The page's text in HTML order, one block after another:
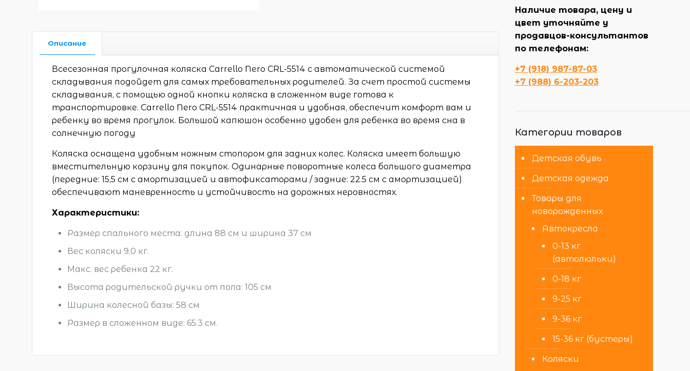
Описание
Всесезонная прогулочная коляска Carrello Nero CRL-5514 с автоматической системой
складывания подойдет для самых требовательных родителей. За счет простой системы
складывания, с помощью одной кнопки коляска в сложенном виде готова к
транспортировке. Carrello Nero CRL-5514 практичная и удобная, обеспечит комфорт вам и
ребенку во время прогулок. Большой капюшон особенно удобен для ребенка во время сна в
солнечную погоду
Коляска оснащена удобным ножным стопором для задних колес. Коляска имеет большую
вместительную корзину для покупок. Одинарные поворотные колеса большого диаметра
(передние: 15,5 см с амортизацией и автофиксаторами / задние: 22.5 см с амортизацией)
обеспечивают маневренность и устойчивость на дорожных неровностях.
Характеристики:
Размер спального места: длина 88 см и ширина 37 см
Вес коляски 9,0 кг.
Макс. вес ребенка 22 кг.
Высота родительской ручки от пола: 105 см
Ширина колесной базы: 58 см
Размер в сложенном виде: 65.3 см.
Наличие товара, цену и
цвет уточняйте у
продавцов-консультантов
по телефонам:
+7 (918) 987-87-03
+7 (988) 6-203-203
Категории товаров
Детская обувь
Детская одежда
Товары для
новорожденных
Автокресла
0-13 кг
(автолюльки)
0-18 кг
9-25 кг
9-36 кг
15-36 кг (бустеры)
Коляски